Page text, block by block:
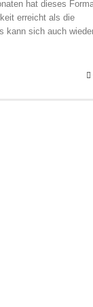
hat dieses
erreicht als die
kann sich auch